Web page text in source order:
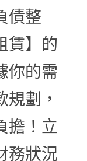
債整
賃】的
你的需
劃，
擔！立
務狀況